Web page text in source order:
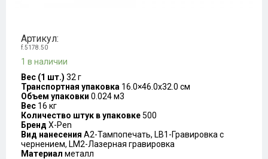
Артикул:
f.5178.50
1 в наличии
Вес (1 шт.) 32 г
Транспортная упаковка 16.0×46.0x32.0 см
Объем упаковки 0.024 м3
Вес 16 кг
Количество штук в упаковке500
Бренд X-Pen
Вид нанесения A2-Тампопечать, LB1-Гравировка с
чернением, LM2-Лазерная гравировка
Материал металл